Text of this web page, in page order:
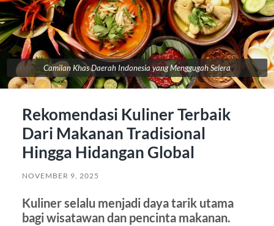
Camilan Khas Daerah Indonesia yang Menggugah Selera
Rekomendasi Kuliner Terbaik
Dari Makanan Tradisional
Hingga Hidangan Global
NOVEMBER 9, 2025
Kuliner selalu menjadi daya tarik utama
bagi wisatawan dan pencinta makanan.